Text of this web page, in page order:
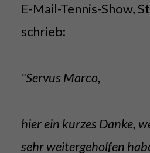
E-Mail-Tennis-Show,
schrieb:
"Servus Marco,
hier ein kurzes Danke,
sehr weitergeholfen